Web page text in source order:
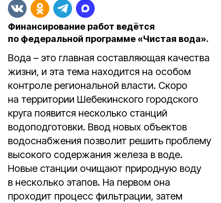
Финансирование работ ведётся
по федеральной программе «Чистая вода».
Вода – это главная составляющая качества
жизни, и эта тема находится на особом
контроле региональной власти. Скоро
на территории Шебекинского городского
круга появится несколько станций
водоподготовки. Ввод новых объектов
водоснабжения позволит решить проблему
высокого содержания железа в воде.
Новые станции очищают природную воду
в несколько этапов. На первом она
проходит процесс фильтрации, затем